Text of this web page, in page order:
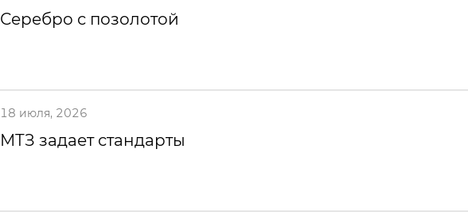
Серебро с позолотой
18 июля, 2026
МТЗ задает стандарты